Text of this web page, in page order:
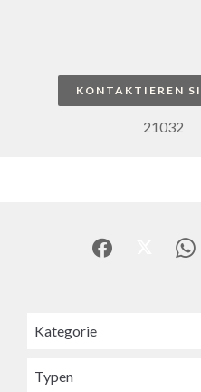
KONTAKTIEREN
21032
Kategorie
Typen